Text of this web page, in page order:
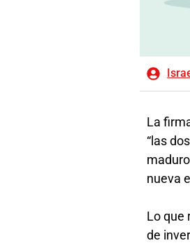
La
“las
nueva
Lo que
de